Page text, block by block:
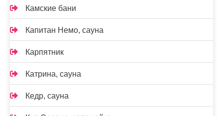
Камские бани
Капитан Немо, сауна
Карпятник
Катрина, сауна
Кедр, сауна